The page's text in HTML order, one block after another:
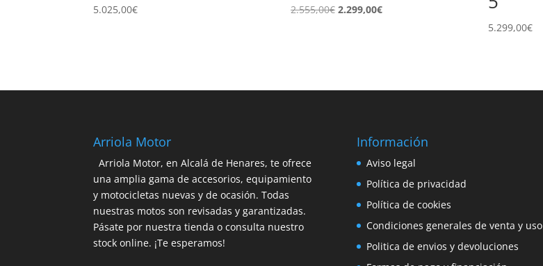
5.025,00€ 2.555,00€ El
2.299,00€El
5.299,00€
Arriola Motor
Arriola Motor, en Alcalá de Henares, te ofrece
una amplia gama de accesorios, equipamiento
y motocicletas nuevas y de ocasión. Todas
nuestras motos son revisadas y garantizadas.
Pásate por nuestra tienda o consulta nuestro
stock online. ¡Te esperamos!
Información
Aviso legal
Política de privacidad
Política de cookies
Condiciones generales de venta y uso
Politica de envios y devoluciones